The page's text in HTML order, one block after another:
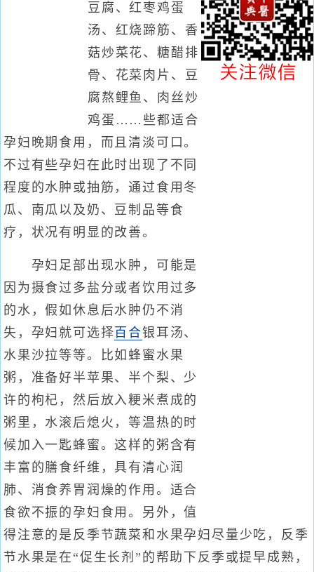
豆腐、红枣鸡蛋
汤、红烧蹄筋、香
菇炒菜花、糖醋排
骨、花菜肉片、豆
腐熬鲤鱼、肉丝炒
鸡蛋……些都适合
孕妇晚期食用，而且清淡可口。
不过有些孕妇在此时出现了不同
程度的水肿或抽筋，通过食用冬
瓜、南瓜以及奶、豆制品等食
疗，状况有明显的改善。
孕妇足部出现水肿，可能是
因为摄食过多盐分或者饮用过多
的水，假如休息后水肿仍不消
失，孕妇就可选择 百合银耳汤、
水果沙拉等等。比如蜂蜜水果
粥，准备好半苹果、半个梨、少
许的枸杞，然后放入粳米煮成的
粥里，水滚后熄火，等温热的时
候加入一匙蜂蜜。这样的粥含有
丰富的膳食纤维，具有清心润
肺、消食养胃润燥的作用。适合
食欲不振的孕妇食用。另外，值
得注意的是反季节蔬菜和水果孕妇尽量少吃，反季
节水果是在“促生长剂”的帮助下反季或提早成熟，